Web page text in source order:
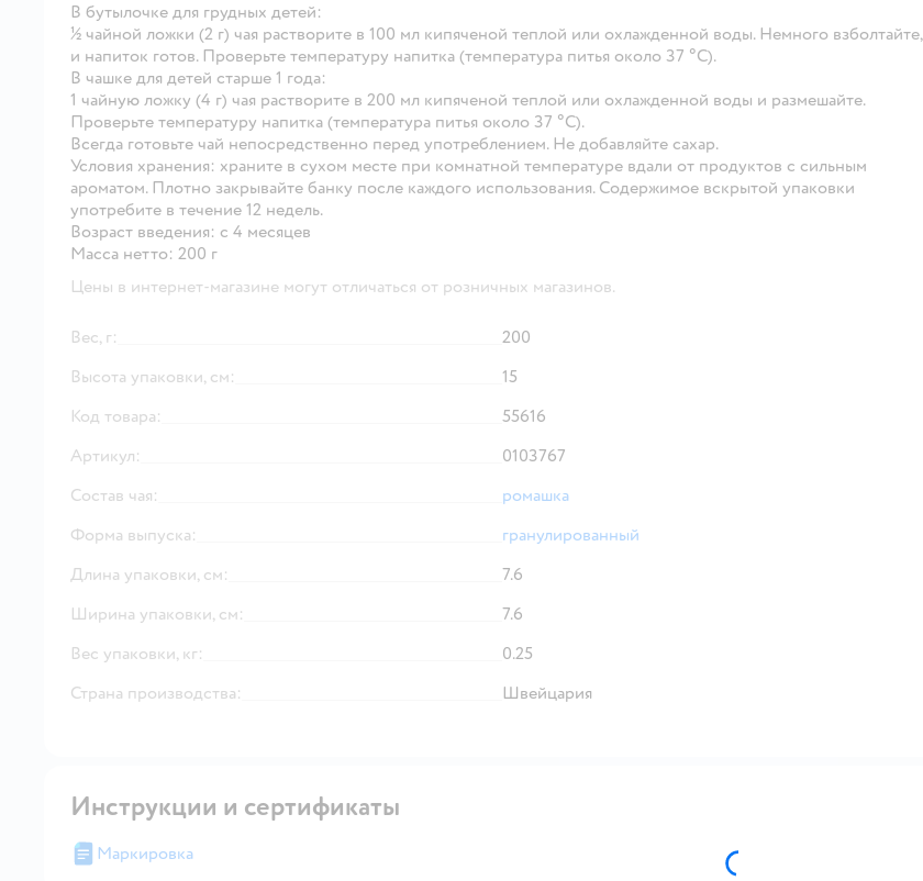
В бутылочке для грудных детей:
½ чайной ложки (2 г) чая растворите в 100 мл кипяченой теплой или охлажденной воды. Немного взболтайте,
и напиток готов. Проверьте температуру напитка (температура питья около 37 °C).
В чашке для детей старше 1 года:
1 чайную ложку (4 г) чая растворите в 200 мл кипяченой теплой или охлажденной воды и размешайте.
Проверьте температуру напитка (температура питья около 37 °C).
Всегда готовьте чай непосредственно перед употреблением. Не добавляйте сахар.
Условия хранения: храните в сухом месте при комнатной температуре вдали от продуктов с сильным
ароматом. Плотно закрывайте банку после каждого использования. Содержимое вскрытой упаковки
употребите в течение 12 недель.
Возраст введения: с 4 месяцев
Масса нетто: 200 г
Цены в интернет-магазине могут отличаться от розничных магазинов.
Вес, г:
200
Высота упаковки, см:
15
Код товара:
55616
Артикул:
0103767
Состав чая:
ромашка
Форма выпуска:
гранулированный
Длина упаковки, см:
7.6
Ширина упаковки, см:
7.6
Вес упаковки, кг:
0.25
Страна производства:
Швейцария
Инструкции и сертификаты
Маркировка